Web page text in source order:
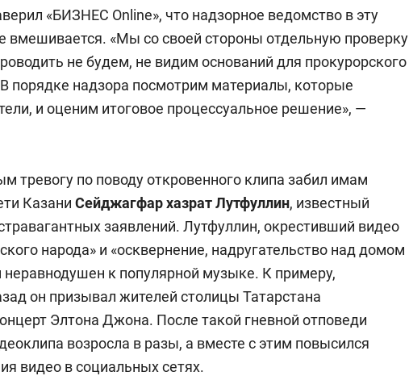
«БИЗНЕС Online», что надзорное ведомство в эту
вмешивается. «Мы со своей стороны отдельную проверку
не будем, не видим оснований для прокурорского
порядке надзора посмотрим материалы, которые
и оценим итоговое процессуальное решение», —
тревогу по поводу откровенного клипа забил имам
Казани Сейджагфар хазрат Лутфуллин, известный
заявлений. Лутфуллин, окрестивший видео
народа» и «осквернение, надругательство над домом
неравнодушен к популярной музыке. К примеру,
он призывал жителей столицы Татарстана
Элтона Джона. После такой гневной отповеди
возросла в разы, а вместе с этим повысился
видео в социальных сетях.